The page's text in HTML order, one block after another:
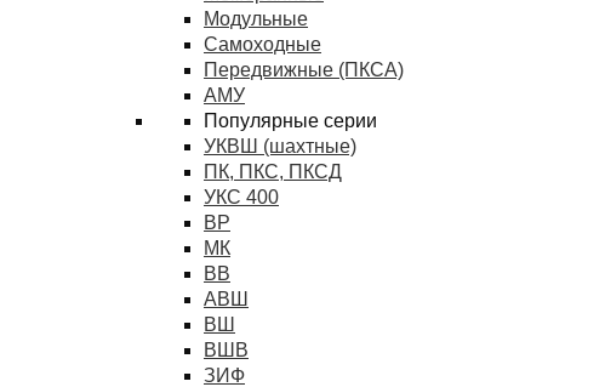
Модульные
Самоходные
Передвижные (ПКСА)
АМУ
Популярные серии
УКВШ (шахтные)
ПК, ПКС, ПКСД
УКС 400
ВР
МК
ВВ
АВШ
ВШ
ВШВ
ЗИФ